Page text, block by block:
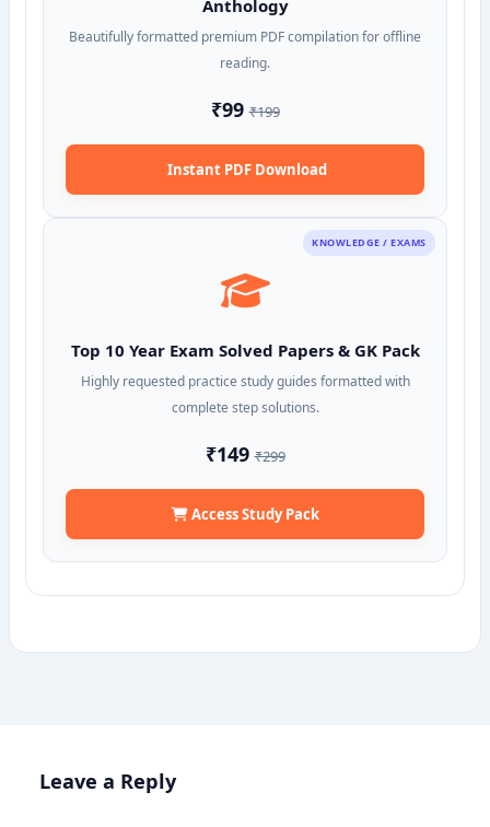
Anthology
Beautifully formatted premium PDF compilation for offline
reading.
₹99₹199
Instant PDF Download
KNOWLEDGE / EXAMS
Top 10 Year Exam Solved Papers & GK Pack
Highly requested practice study guides formatted with
complete step solutions.
₹149₹299
Access Study Pack
Leave a Reply